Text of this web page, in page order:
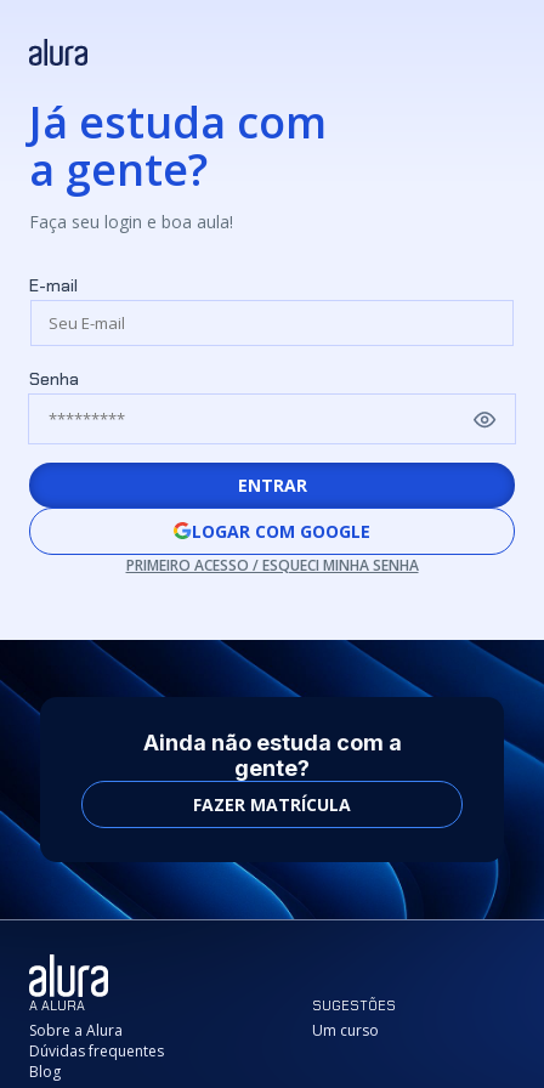
Já estuda com
a gente?
Faça seu login e boa aula!
E-mail
Senha
ENTRAR
LOGAR COM GOOGLE
PRIMEIRO ACESSO / ESQUECI MINHA SENHA
Ainda não estuda com a
gente?
FAZER MATRÍCULA
A ALURA
Sobre a Alura
Dúvidas frequentes
Blog
SUGESTÕES
Um curso